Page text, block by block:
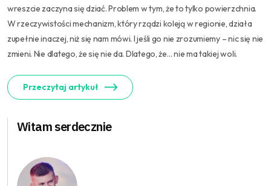
wreszcie zaczyna się dziać. Problem w tym, że to tylko powierzchnia.
W rzeczywistości mechanizm, który rządzi koleją w regionie, działa
zupełnie inaczej, niż się nam mówi. I jeśli go nie zrozumiemy – nic się nie
zmieni. Nie dlatego, że się nie da. Dlatego, że… nie ma takiej woli.
Przeczytaj artykuł
Witam serdecznie